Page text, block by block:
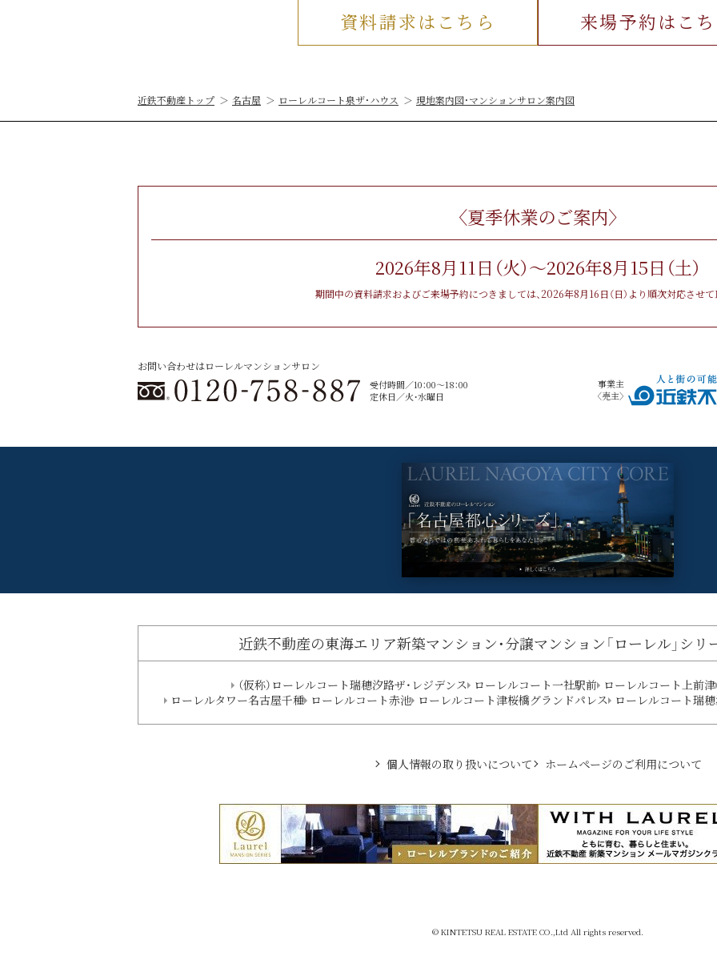
資料請求はこちら 来場予約はこ
近鉄不動産トップ 名古屋 ローレルコート泉ザ・ハウス 現地案内図・マンションサロン案内図
〈夏季休業のご案内〉
2026年8月11日（火）〜2026年8月15日（土）
期間中の資料請求およびご来場予約につきましては、2026年8月16日（日）より順次対応させて
お問い合わせはローレルマンションサロン
受付時間／10：00～18：00
定休日／火・水曜日
事業主
〈売主〉
近鉄不動産の東海エリア新築マンション・分譲マンション「ローレル」シ
（仮称）ローレルコート瑞穂汐路ザ・レジデンス ローレルコート一社駅前 ローレルコート上前津
ローレルタワー名古屋千種 ローレルコート赤池 ローレルコート津桜橋グランドパレス ローレルコート瑞
個人情報の取り扱いについて ホームページのご利用について
© KINTETSU REAL ESTATE CO.,Ltd All rights reserved.